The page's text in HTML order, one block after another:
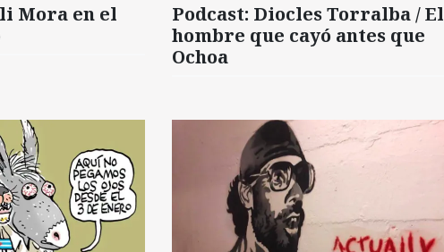
Mora en el
Podcast: Diocles Torralba / El
hombre que cayó antes que
Ochoa